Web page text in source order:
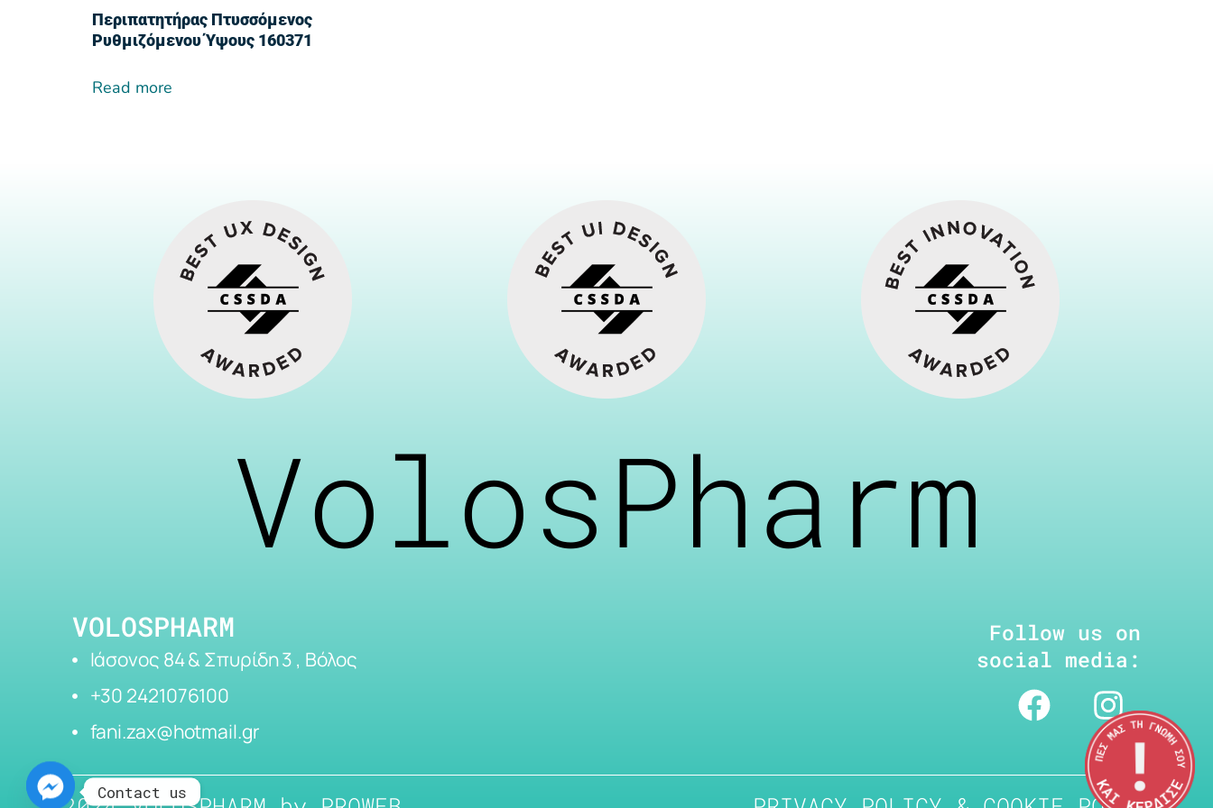
Περιπατητήρας Πτυσσόμενος
Ρυθμιζόμενου Ύψους 160371
Read more
VolosPharm
VOLOSPHARM
Ιάσονος 84 & Σπυρίδη 3 , Βόλος
+30 2421076100
fani.zax@hotmail.gr
Follow us on
social media:
Contact us